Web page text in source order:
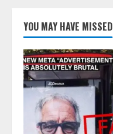
YOU MAY HAVE MISSED